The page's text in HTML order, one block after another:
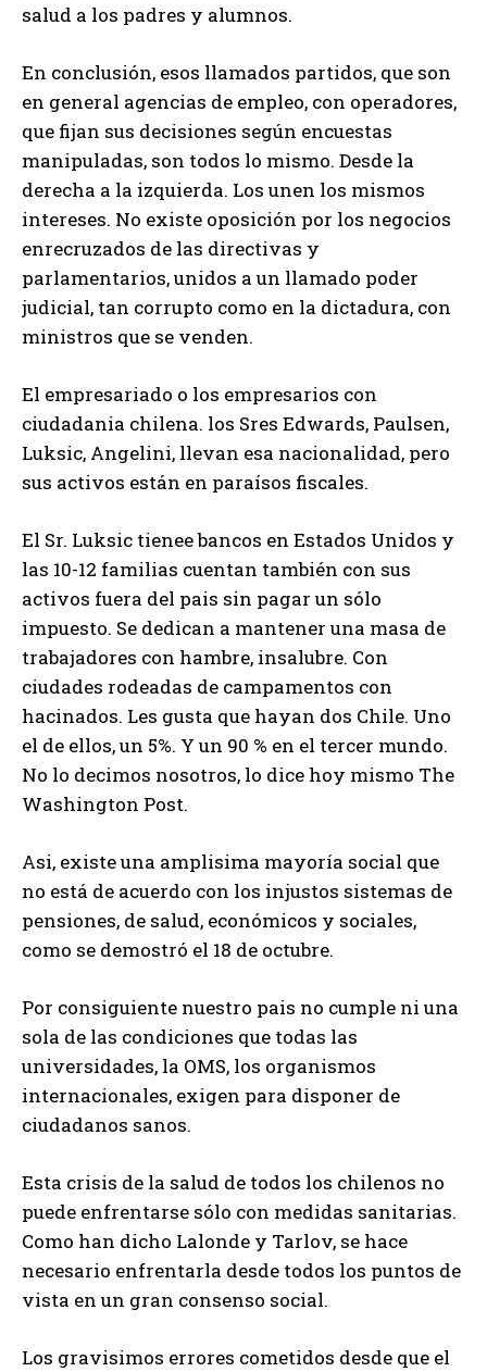
salud a los padres y alumnos.
En conclusión, esos llamados partidos, que son
en general agencias de empleo, con operadores,
que fijan sus decisiones según encuestas
manipuladas, son todos lo mismo. Desde la
derecha a la izquierda. Los unen los mismos
intereses. No existe oposición por los negocios
enrecruzados de las directivas y
parlamentarios, unidos a un llamado poder
judicial, tan corrupto como en la dictadura, con
ministros que se venden.
El empresariado o los empresarios con
ciudadania chilena. los Sres Edwards, Paulsen,
Luksic, Angelini, llevan esa nacionalidad, pero
sus activos están en paraísos fiscales.
El Sr. Luksic tienee bancos en Estados Unidos y
las 10-12 familias cuentan también con sus
activos fuera del pais sin pagar un sólo
impuesto. Se dedican a mantener una masa de
trabajadores con hambre, insalubre. Con
ciudades rodeadas de campamentos con
hacinados. Les gusta que hayan dos Chile. Uno
el de ellos, un 5%. Y un 90 % en el tercer mundo.
No lo decimos nosotros, lo dice hoy mismo The
Washington Post.
Asi, existe una amplisima mayoría social que
no está de acuerdo con los injustos sistemas de
pensiones, de salud, económicos y sociales,
como se demostró el 18 de octubre.
Por consiguiente nuestro pais no cumple ni una
sola de las condiciones que todas las
universidades, la OMS, los organismos
internacionales, exigen para disponer de
ciudadanos sanos.
Esta crisis de la salud de todos los chilenos no
puede enfrentarse sólo con medidas sanitarias.
Como han dicho Lalonde y Tarlov, se hace
necesario enfrentarla desde todos los puntos de
vista en un gran consenso social.
Los gravisimos errores cometidos desde que el